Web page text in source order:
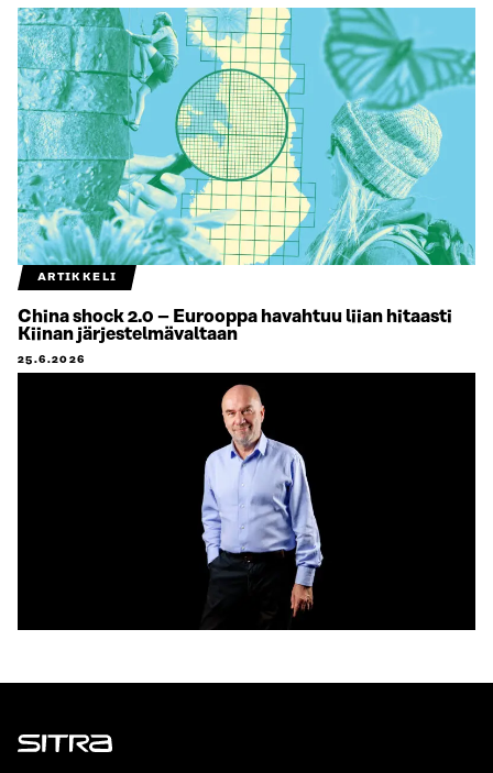
ARTIKKELI
China shock 2.0 – Eurooppa havahtuu liian hitaasti
Kiinan järjestelmävaltaan
25.6.2026
Sitra